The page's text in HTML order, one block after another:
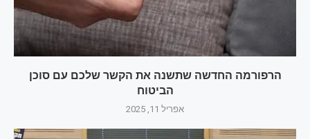
הרפורמה החדשה שתשנה את הקשר שלכם עם סוכן
הביטוח
אפריל 11, 2025